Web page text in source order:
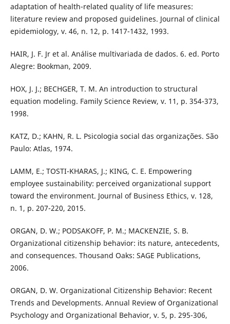
adaptation of health-related quality of life measures:
literature review and proposed guidelines. Journal of clinical
epidemiology, v. 46, n. 12, p. 1417-1432, 1993.
HAIR, J. F. Jr et al. Análise multivariada de dados. 6. ed. Porto
Alegre: Bookman, 2009.
HOX, J. J.; BECHGER, T. M. An introduction to structural
equation modeling. Family Science Review, v. 11, p. 354-373,
1998.
KATZ, D.; KAHN, R. L. Psicologia social das organizações. São
Paulo: Atlas, 1974.
LAMM, E.; TOSTI-KHARAS, J.; KING, C. E. Empowering
employee sustainability: perceived organizational support
toward the environment. Journal of Business Ethics, v. 128,
n. 1, p. 207-220, 2015.
ORGAN, D. W.; PODSAKOFF, P. M.; MACKENZIE, S. B.
Organizational citizenship behavior: its nature, antecedents,
and consequences. Thousand Oaks: SAGE Publications,
2006.
ORGAN, D. W. Organizational Citizenship Behavior: Recent
Trends and Developments. Annual Review of Organizational
Psychology and Organizational Behavior, v. 5, p. 295-306,